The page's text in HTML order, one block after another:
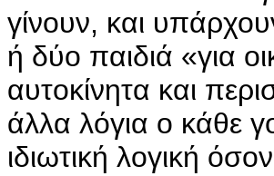
γίνουν, και
ή δύο παιδιά «για
αυτοκίνητα και
άλλα λόγια ο κάθε
ιδιωτική λογική